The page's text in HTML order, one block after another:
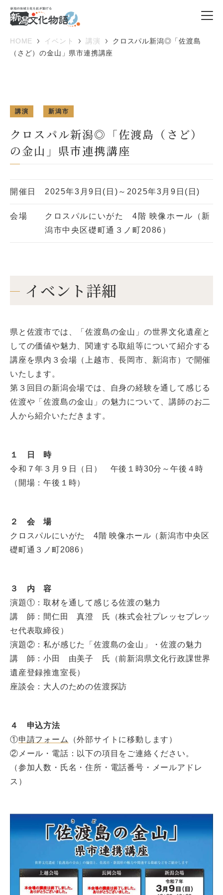
HOME イベント 講演
クロスパル新潟◎「佐渡島
（さど）の金山」県市連携講座
講演 新潟市
クロスパル新潟◎「佐渡島（さど）
の金山」県市連携講座
開催日 2025年3月9日(日)～2025年3月9日(日)
会場
クロスパルにいがた 4階 映像ホール（新
潟市中央区礎町通３ノ町2086）
イベント詳細
県と佐渡市では、「佐渡島の金山」の世界文化遺産と
しての価値や魅力、関連する取組等について紹介する
講座を県内３会場（上越市、長岡市、新潟市）で開催
いたします。
第３回目の新潟会場では、自身の経験を通して感じる
佐渡や「佐渡島の金山」の魅力について、講師のお二
人から紹介いただきます。
１ 日 時
令和７年３月９日（日） 午後１時30分～午後４時
（開場：午後１時）
２ 会 場
クロスパルにいがた 4階 映像ホール（新潟市中央区
礎町通３ノ町2086）
３ 内 容
演題①：取材を通して感じる佐渡の魅力
講 師：間仁田 真澄 氏（株式会社プレッセプレッ
セ代表取締役）
演題②：私が感じた「佐渡島の金山」・佐渡の魅力
講 師：小田 由美子 氏（前新潟県文化行政課世界
遺産登録推進室長）
座談会：大人のための佐渡探訪
４ 申込方法
①申請フォーム
（外部サイトに移動します）
②メール・電話：以下の項目をご連絡ください。
（参加人数・氏名・住所・電話番号・メールアドレ
ス）